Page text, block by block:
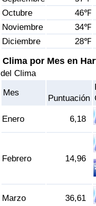
Octubre
46℉
Noviembre
34℉
Diciembre
28℉
Clima por Mes en
del Clima
Mes
Puntuación
Enero 6,18
Febrero 14,96
Marzo 36,61
Índice de criminalidad
Sanidad
Índice de Sanidad
Índice de Sanidad por
Índice de
Índice de